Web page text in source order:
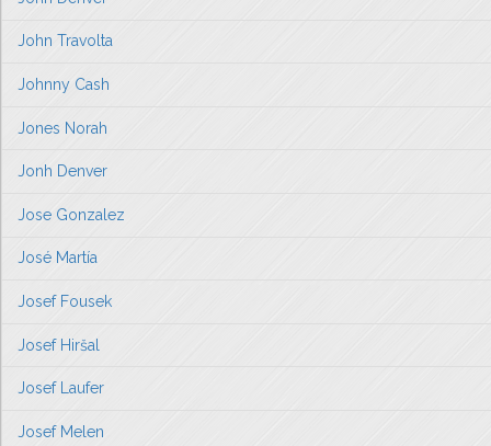
John Travolta
Johnny Cash
Jones Norah
Jonh Denver
Jose Gonzalez
José Martía
Josef Fousek
Josef Hiršal
Josef Laufer
Josef Melen